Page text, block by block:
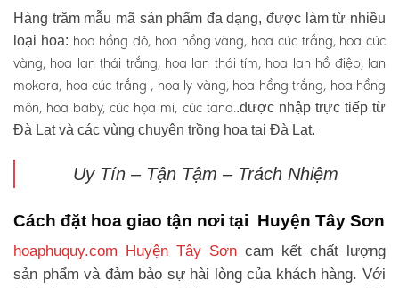
Hàng trăm mẫu mã sản phẩm đa dạng, được làm từ nhiều
loại hoa: hoa hồng đỏ, hoa hồng vàng, hoa cúc trắng, hoa cúc
vàng, hoa lan thái trắng, hoa lan thái tím, hoa lan hồ điệp, lan
mokara, hoa cúc trắng , hoa ly vàng, hoa hồng trắng, hoa hồng
môn, hoa baby, cúc họa mi, cúc tana..được nhập trực tiếp từ
Đà Lạt và các vùng chuyên trồng hoa tại Đà Lạt.
Uy Tín – Tận Tậm – Trách Nhiệm
Cách đặt hoa giao tận nơi tại Huyện Tây Sơn
hoaphuquy.com Huyện Tây Sơn cam kết chất lượng
sản phẩm và đảm bảo sự hài lòng của khách hàng. Với